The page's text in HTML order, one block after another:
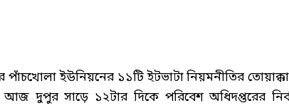
ইউনিয়নের ১১টি ইটভাটা নিয়মনীতির
দুপুর সাড়ে ১২টার দিকে পরিবেশ অধিদপ্তরের